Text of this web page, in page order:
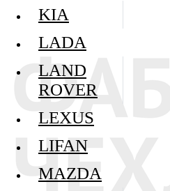
KIA
LADA
LAND
ROVER
LEXUS
LIFAN
MAZDA